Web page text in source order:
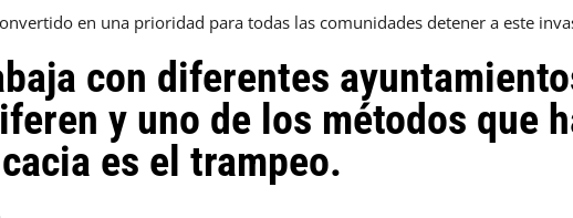
en una prioridad para todas las comunidades detener a este
con diferentes
y uno de los métodos que
es el trampeo.